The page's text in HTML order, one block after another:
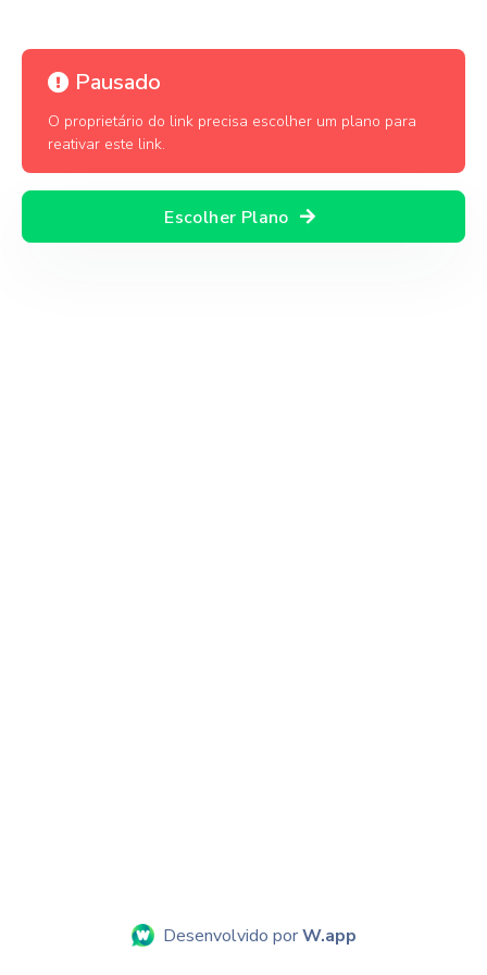
Pausado
O proprietário do link precisa escolher um plano para
reativar este link.
Escolher Plano
Desenvolvido porW.app